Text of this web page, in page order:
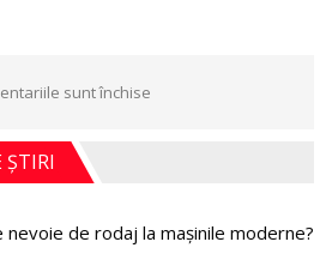
sunt închise
ȘTIRI
nevoie de rodaj la mașinile moderne?